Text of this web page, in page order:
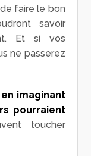
faire le bon
savoir
Et si vos
ne passerez
imaginant
pourraient
toucher